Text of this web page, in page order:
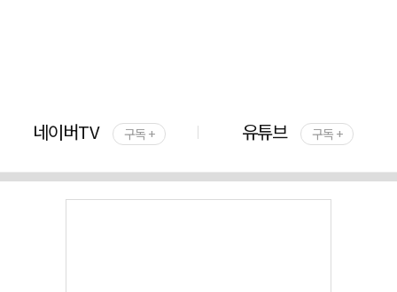
네이버TV 구독 + 유튜브 구독 +